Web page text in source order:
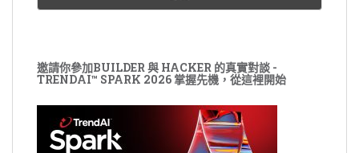
邀請你參加BUILDER 與 HACKER 的真實對談 -
TRENDAI™ SPARK 2026 掌握先機，從這裡開始